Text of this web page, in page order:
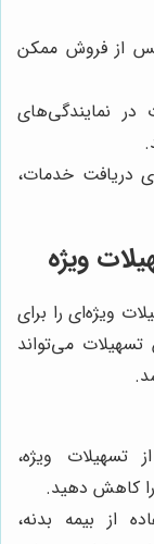
از فروش ممکن
نمایندگی‌های
دریافت خدمات،
ویژه‌ای را برای
می‌تواند
تسهیلات ویژه،
را کاهش دهید.
از بیمه بدنه،